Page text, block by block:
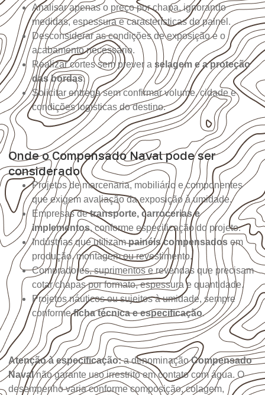
Analisar apenas o preço por chapa, ignorando
medidas, espessura e características do painel.
Desconsiderar as condições de exposição e o
acabamento necessário.
Realizar cortes sem prever a selagem e a proteção
das bordas.
Solicitar entrega sem confirmar volume, cidade e
condições logísticas do destino.
Onde o Compensado Naval pode ser
considerado
Projetos de marcenaria, mobiliário e componentes
que exigem avaliação da exposição à umidade.
Empresas detransporte, carrocerias e
implementos, conforme especificação do projeto.
Indústrias que utilizampainéis compensados em
produção, montagem ou revestimento.
Compradores, suprimentos e revendas que precisam
cotar chapas por formato, espessura e quantidade.
Projetos náuticos ou sujeitos à umidade, sempre
conformeficha técnica e especificação.
Atenção à especificação:a denominaçãoCompensado
Navalnão garante uso irrestrito em contato com água. O
desempenho varia conforme composição, colagem,